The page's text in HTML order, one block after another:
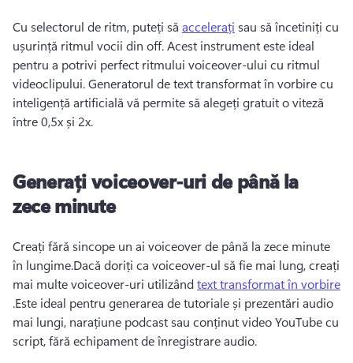
Cu selectorul de ritm, puteți să accelerați sau să încetiniți cu
ușurință ritmul vocii din off. Acest instrument este ideal
pentru a potrivi perfect ritmului voiceover-ului cu ritmul
videoclipului. Generatorul de text transformat în vorbire cu
inteligență artificială vă permite să alegeți gratuit o viteză
între 0,5x și 2x.
Generați voiceover-uri de până la
zece minute
Creați fără sincope un ai voiceover de până la zece minute
în lungime.Dacă doriți ca voiceover-ul să fie mai lung, creați
mai multe voiceover-uri utilizând text transformat în vorbire
.Este ideal pentru generarea de tutoriale și prezentări audio
mai lungi, narațiune podcast sau conținut video YouTube cu
script, fără echipament de înregistrare audio.